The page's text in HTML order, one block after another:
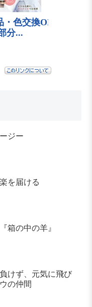
ジー
を届ける
箱の中の羊』
けず、元気に飛び
の仲間